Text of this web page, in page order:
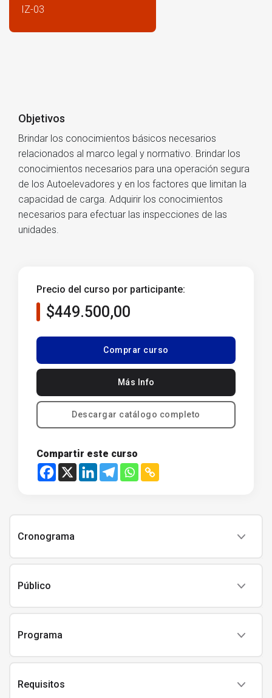
IZ-03
Objetivos
Brindar los conocimientos básicos necesarios
relacionados al marco legal y normativo. Brindar los
conocimientos necesarios para una operación segura
de los Autoelevadores y en los factores que limitan la
capacidad de carga. Adquirir los conocimientos
necesarios para efectuar las inspecciones de las
unidades.
Precio del curso por participante:
$449.500,00
Comprar curso
Más Info
Descargar catálogo completo
Compartir este curso
Cronograma
Público
Programa
Requisitos